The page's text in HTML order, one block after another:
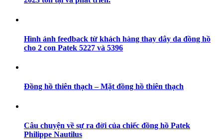
Hình ảnh feedback từ khách hàng thay dây da đồng hồ
cho 2 con Patek 5227 và 5396
Đồng hồ thiên thạch – Mặt đồng hồ thiên thạch
Câu chuyện về sự ra đời của chiếc đồng hồ Patek
Philippe Nautilus